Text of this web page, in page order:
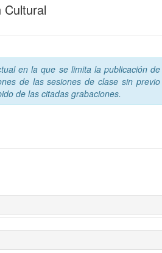
en la que se limita la publicación de
de las sesiones de clase sin previo
de las citadas grabaciones.